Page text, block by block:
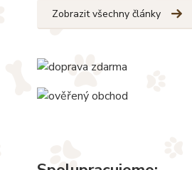
Zobrazit všechny články